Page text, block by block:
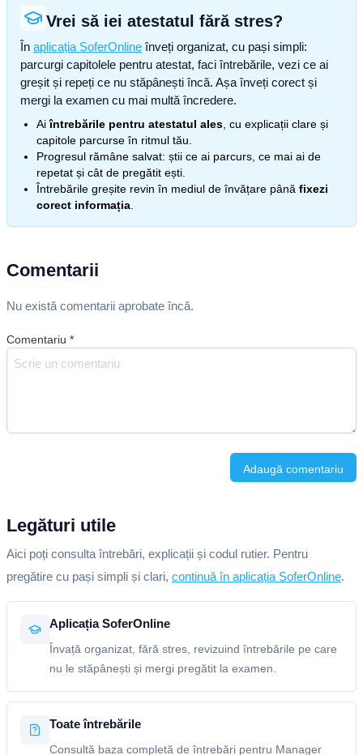
Vrei să iei atestatul fără stres?
În aplicația SoferOnline înveți organizat, cu pași simpli:
parcurgi capitolele pentru atestat, faci întrebările, vezi ce ai
greșit și repeți ce nu stăpânești încă. Așa înveți corect și
mergi la examen cu mai multă încredere.
Aiîntrebările pentru atestatul ales , cu explicații clare și
capitole parcurse în ritmul tău.
Progresul rămâne salvat: știi ce ai parcurs, ce mai ai de
repetat și cât de pregătit ești.
Întrebările greșite revin în mediul de învățare până fixezi
corect informația
Comentarii
Nu există comentarii aprobate încă.
Comentariu *
Adaugă comentariu
Legături utile
Aici poți consulta întrebări, explicații și codul rutier. Pentru
pregătire cu pași simpli și clari, continuă în aplicația SoferOnline.
Aplicația SoferOnline
Învață organizat, fără stres, revizuind întrebările pe care
nu le stăpânești și mergi pregătit la examen.
Toate întrebările
Consultă baza completă de întrebări pentru Manager